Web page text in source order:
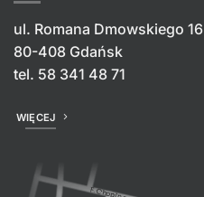
ul. Romana Dmowskiego 16
80-408 Gdańsk
tel. 58 341 48 71
WIĘCEJ